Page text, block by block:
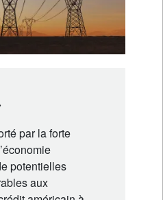
par la forte
potentielles
aux